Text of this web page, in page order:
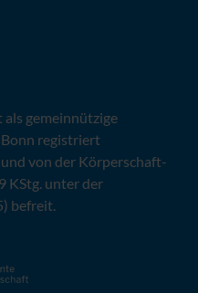
gemeinnützige
registriert
von der Körperschaft-
KStg. unter der
befreit.